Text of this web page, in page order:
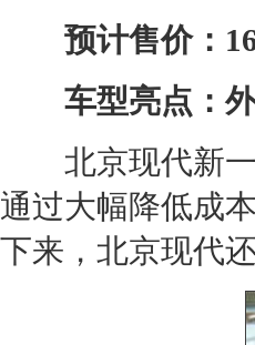
预计售价：
车型亮点：外
北京现代新
通过大幅降低成
下来， 北京现代